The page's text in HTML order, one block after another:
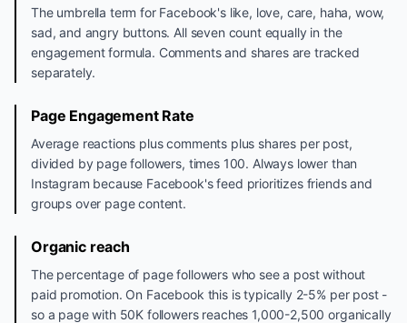
The umbrella term for Facebook's like, love, care, haha, wow,
sad, and angry buttons. All seven count equally in the
engagement formula. Comments and shares are tracked
separately.
Page Engagement Rate
Average reactions plus comments plus shares per post,
divided by page followers, times 100. Always lower than
Instagram because Facebook's feed prioritizes friends and
groups over page content.
Organic reach
The percentage of page followers who see a post without
paid promotion. On Facebook this is typically 2-5% per post -
so a page with 50K followers reaches 1,000-2,500 organically